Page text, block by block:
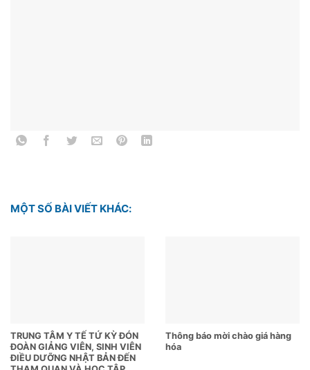
MỘT SỐ BÀI VIẾT KHÁC:
TRUNG TÂM Y TẾ TỨ KỲ ĐÓN
ĐOÀN GIẢNG VIÊN, SINH VIÊN
ĐIỀU DƯỠNG NHẬT BẢN ĐẾN
Thông báo mời chào giá hàng
hóa